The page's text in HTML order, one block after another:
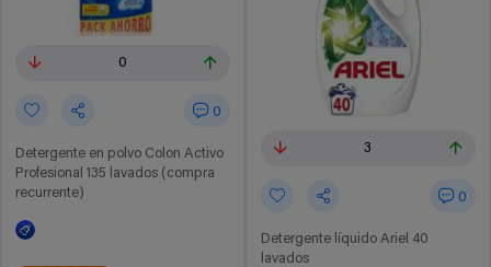
0
0
Detergente en polvo Colon Activo
Profesional 135 lavados (compra
recurrente)
3
0
Detergente líquido Ariel 40
lavados